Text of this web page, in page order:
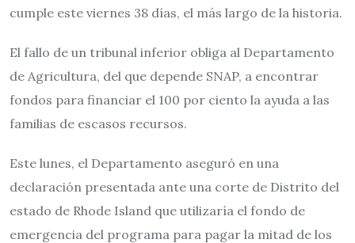
cumple este viernes 38 días, el más largo de la historia.
El fallo de un tribunal inferior obliga al Departamento
de Agricultura, del que depende SNAP, a encontrar
fondos para financiar el 100 por ciento la ayuda a las
familias de escasos recursos.
Este lunes, el Departamento aseguró en una
declaración presentada ante una corte de Distrito del
estado de Rhode Island que utilizaría el fondo de
emergencia del programa para pagar la mitad de los